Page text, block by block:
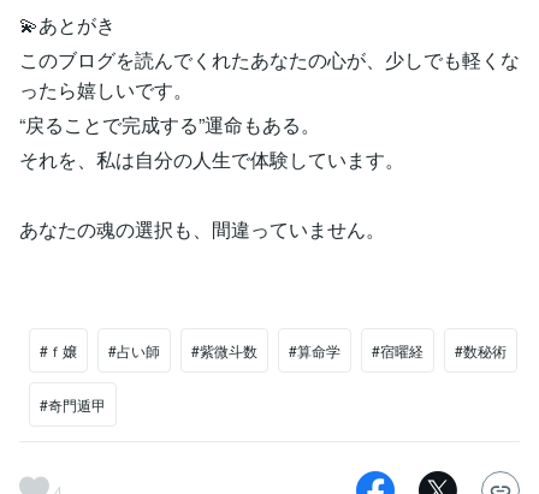
💫あとがき
このブログを読んでくれたあなたの心が、少しでも軽くな
ったら嬉しいです。
“戻ることで完成する”運命もある。
それを、私は自分の人生で体験しています。
あなたの魂の選択も、間違っていません。
#ｆ嬢 #占い師 #紫微斗数 #算命学 #宿曜経 #数秘術
#奇門遁甲